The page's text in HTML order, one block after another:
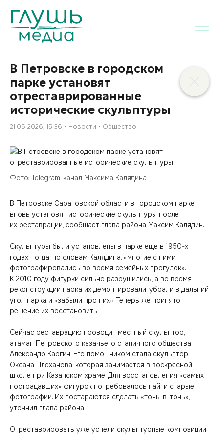
В Петровске в городском
парке установят
отреставрированные
исторические скульптуры
21.06.2026, 15:36 Новости Общество
Фото: Telegram-канал Максима Калядина
В Петровске Саратовской области в городском парке
вновь установят исторические скульптуры после
их реставрации, сообщает глава района Максим Калядин.
Скульптуры были установлены в парке еще в 1950-х
годах, тогда, по словам Калядина, «многие с ними
фотографировались во время семейных прогулок».
К 2010 году фигурки сильно разрушились, а во время
реконструкции парка их демонтировали, убрали в дальний
угол парка и «забыли про них». Теперь же принято
решение их восстановить.
Сейчас реставрацию проводит местный скульптор,
атаман Петровского казачьего станичного общества
Александр Каргин. Его помощником стала скульптор
Оксана Плеханова, которая занимается в воскресной
школе при Казанском храме. Для восстановления «самых
пострадавших» фигурок потребовалось найти старые
фотографии. Их постараются сделать «точь-в-точь»,
уточнил глава района.
Отреставрировать уже успели скульптурные композиции